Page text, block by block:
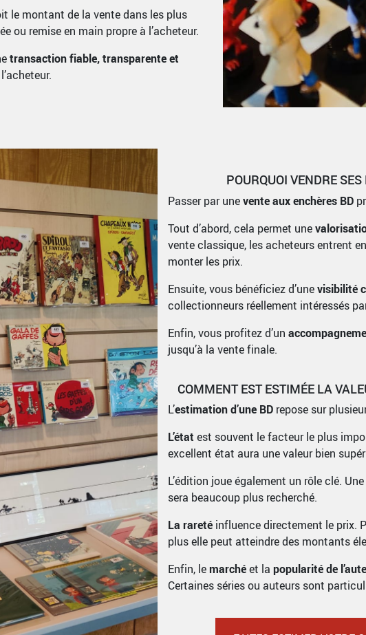
le montant de la vente dans les plus
ou remise en main propre à l’acheteur.
transaction fiable, transparente et
POURQUOI VENDRE
Passer par unevente aux enchères BD
Tout d’abord, cela permet une
vente classique, les acheteurs entrent
monter les prix.
Ensuite, vous bénéficiez d’unevisibilité
collectionneurs réellement intéressés
Enfin, vous profitez d’un
jusqu’à la vente finale.
COMMENT EST ESTIMÉE LA
L’estimation d’une BD repose sur
L’état est souvent le facteur le plus
excellent état aura une valeur bien
L’édition joue également un rôle clé. Une
sera beaucoup plus recherché.
La rareté influence directement le prix.
plus elle peut atteindre des montants
Enfin, lemarchéet la popularité de
Certaines séries ou auteurs sont